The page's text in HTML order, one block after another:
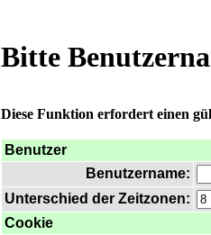
Bitte
Diese Funktion erfordert einen
Benutzer
Benutzername:
Unterschied der Zeitzonen:
Cookie